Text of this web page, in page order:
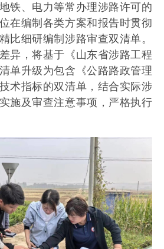
铁、电力等常办理涉路许可的
在编制各类方案和报告时贯彻
比细研编制涉路审查双清单。
异，将基于《山东省涉路工程
单升级为包含《公路路政管理
术指标的双清单，结合实际涉
施及审查注意事项，严格执行